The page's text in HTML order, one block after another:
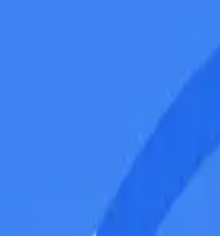
Seedance-abonnement kan producere hundredvis
2–5 minutter. En hel eftermiddag kan være nok til at
video nærmer sig nul. Uanset om du har brug for ti
temaer, baggrunde eller stilarter. Din
virkelig tilgængeligt for alle. En lille Taobao-
håndterer dem alle
og salgskanaler. Nedenfor er seks af de